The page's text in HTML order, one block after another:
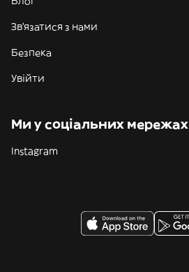
Зв'язатися з нами
Безпека
Увійти
Ми у соціальних мережах
Instagram